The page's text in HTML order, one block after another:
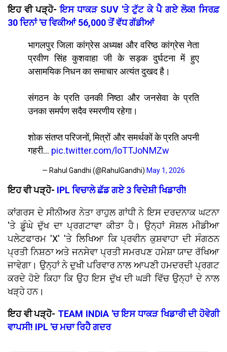
ਇਹ ਵੀ ਪੜ੍ਹੋ-ਇਸ ਧਾਕੜ SUV 'ਤੇ ਟੁੱਟ ਕੇ ਪੈ ਗਏ ਲੋਕ! ਸਿਰਫ਼
30 ਦਿਨਾਂ 'ਚ ਵਿਕੀਆਂ 56,000 ਤੋਂ ਵੱਧ ਗੱਡੀਆਂ
भागलपुर जिला कांग्रेस अध्यक्ष और वरिष्ठ कांग्रेस नेता
प्रवीण सिंह कुशवाहा जी के सड़क दुर्घटना में हुए
असामयिक निधन का समाचार अत्यंत दुखद है।
संगठन के प्रति उनकी निष्ठा और जनसेवा के प्रति
उनका समर्पण सदैव स्मरणीय रहेगा।
शोक संतप्त परिजनों, मित्रों और समर्थकों के प्रति अपनी
गहरी… pic.twitter.com/loTTJoNMZw
— Rahul Gandhi (@RahulGandhi) May 1, 2026
ਇਹ ਵੀ ਪੜ੍ਹੋ- IPL ਵਿਚਾਲੇ ਛੱਡ ਗਏ 3 ਵਿਦੇਸ਼ੀ ਖਿਡਾਰੀ!
ਕਾਂਗਰਸ ਦੇ ਸੀਨੀਅਰ ਨੇਤਾ ਰਾਹੁਲ ਗਾਂਧੀ ਨੇ ਇਸ ਦਰਦਨਾਕ ਘਟਨਾ
'ਤੇ ਡੂੰਘੇ ਦੁੱਖ ਦਾ ਪ੍ਰਗਟਾਵਾ ਕੀਤਾ ਹੈ। ਉਨ੍ਹਾਂ ਸੋਸ਼ਲ ਮੀਡੀਆ
ਪਲੇਟਫਾਰਮ 'X' 'ਤੇ ਲਿਖਿਆ ਕਿ ਪ੍ਰਵੀਨ ਕੁਸ਼ਵਾਹਾ ਦੀ ਸੰਗਠਨ
ਪ੍ਰਤੀ ਨਿਸ਼ਠਾ ਅਤੇ ਜਨਸੇਵਾ ਪ੍ਰਤੀ ਸਮਰਪਣ ਹਮੇਸ਼ਾ ਯਾਦ ਰੱਖਿਆ
ਜਾਵੇਗਾ। ਉਨ੍ਹਾਂ ਨੇ ਦੁਖੀ ਪਰਿਵਾਰ ਨਾਲ ਆਪਣੀ ਹਮਦਰਦੀ ਪ੍ਰਗਟ
ਕਰਦੇ ਹੋਏ ਕਿਹਾ ਕਿ ਉਹ ਇਸ ਦੁੱਖ ਦੀ ਘੜੀ ਵਿੱਚ ਉਨ੍ਹਾਂ ਦੇ ਨਾਲ
ਖੜ੍ਹੇ ਹਨ।
ਇਹ ਵੀ ਪੜ੍ਹੋ- TEAM INDIA 'ਚ ਇਸ ਧਾਕੜ ਖਿਡਾਰੀ ਦੀ ਹੋਵੇਗੀ
ਵਾਪਸੀ! IPL 'ਚ ਮਚਾ ਰਿਹੈ ਗਦਰ